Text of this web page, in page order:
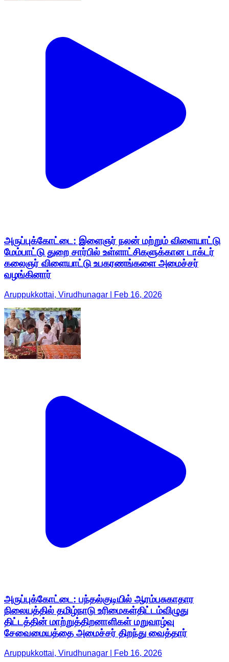
அருப்புக்கோட்டை: இளைஞர் நலன் மற்றும் விளையாட்டு
மேம்பாட்டு துறை சார்பில் உள்ளாட்சிகளுக்கான டாக்டர்
கலைஞர் விளையாட்டு உபகரணங்களை அமைச்சர்
வழங்கினார்
Aruppukkottai, Virudhunagar | Feb 16, 2026
அருப்புக்கோட்டை: பந்தல்குடியில் ஆரம்பசுகாதார
நிலையத்தில் தமிழ்நாடு உரிமைகள்திட்டம்விழுது
திட்டத்தின் மாற்றுத்திறனாளிகள் மறுவாழ்வு
சேவைமையத்தை அமைச்சர் திறந்து வைத்தார்
Aruppukkottai, Virudhunagar | Feb 16, 2026